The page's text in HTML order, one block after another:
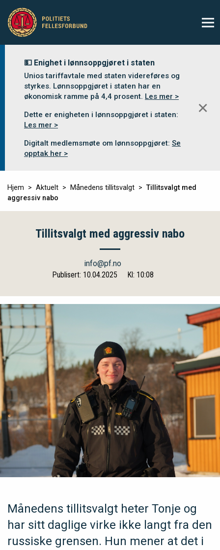
💵 Enighet i lønnsoppgjøret i staten
Unios tariffavtale med staten videreføres og
styrkes. Lønnsoppgjøret i staten har en
økonomisk ramme på 4,4 prosent. Les mer >
Dette er enigheten i lønnsoppgjøret i staten:
Les mer >
Digitalt medlemsmøte om lønnsoppgjøret: Se
opptak her >
✕
Hjem Aktuelt Månedens tillitsvalgt
Tillitsvalgt med
aggressiv nabo
Tillitsvalgt med aggressiv nabo
info@pf.no
Publisert: 10.04.2025
Kl: 10:08
Månedens tillitsvalgt heter Tonje og
har sitt daglige virke ikke langt fra den
russiske grensen. Hun mener at det i